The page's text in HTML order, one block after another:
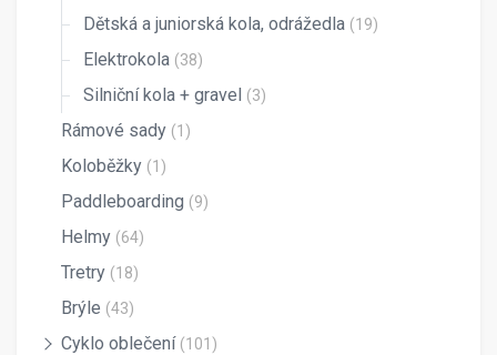
Dětská a juniorská kola, odrážedla (19)
Elektrokola (38)
Silniční kola + gravel (3)
Rámové sady (1)
Koloběžky (1)
Paddleboarding (9)
Helmy (64)
Tretry (18)
Brýle (43)
Cyklo oblečení (101)